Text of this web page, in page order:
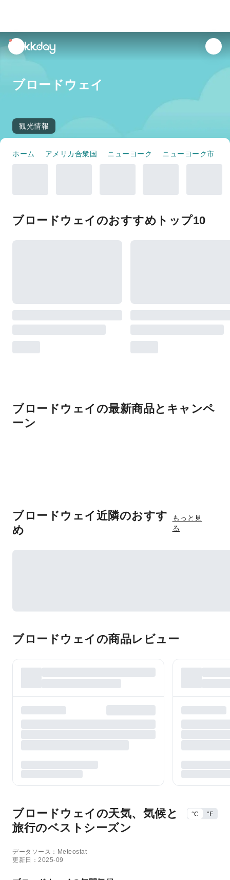
unread
notifications
ブロードウェイ
観光情報
ホーム アメリカ合衆国 ニューヨーク ニューヨーク市
ブロードウェイのおすすめトップ10
ブロードウェイの最新商品とキャンペ
ーン
ブロードウェイ近隣のおすす
め
もっと見
る
ブロードウェイの商品レビュー
ブロードウェイの天気、気候と
旅行のベストシーズン
°C °F
データソース：Meteostat
更新日：2025-09